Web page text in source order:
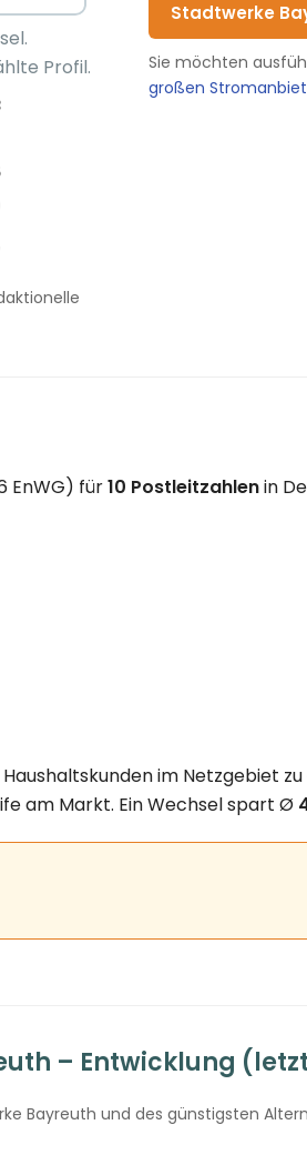
Profil.
Stadtwerke
Sie möchten
großen
EnWG) für10 Postleitzahlenin
im Netzgebiet
am Markt. Ein Wechsel spart Ø
– Entwicklung
Bayreuth und des günstigsten